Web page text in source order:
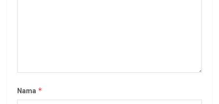
Nama *